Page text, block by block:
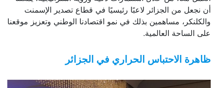
أن نجعل من الجزائر لاعبًا رئيسيًا في قطاع تصدير الإسمنت
والكلنكر، مساهمين بذلك في نمو اقتصادنا الوطني وتعزيز موقعنا
على الساحة العالمية.
ظاهرة الاحتباس الحراري في الجزائر